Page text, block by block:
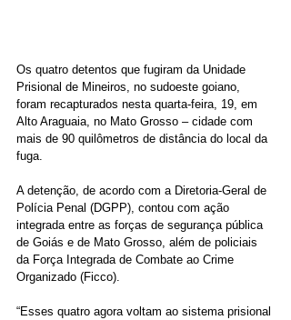
Os quatro detentos que fugiram da Unidade
Prisional de Mineiros, no sudoeste goiano,
foram recapturados nesta quarta-feira, 19, em
Alto Araguaia, no Mato Grosso – cidade com
mais de 90 quilômetros de distância do local da
fuga.
A detenção, de acordo com a Diretoria-Geral de
Polícia Penal (DGPP), contou com ação
integrada entre as forças de segurança pública
de Goiás e de Mato Grosso, além de policiais
da Força Integrada de Combate ao Crime
Organizado (Ficco).
“Esses quatro agora voltam ao sistema prisional